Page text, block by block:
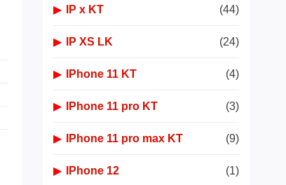
▶ IP x KT (44)
▶ IP XS LK (24)
▶ IPhone 11 KT (4)
▶ IPhone 11 pro KT (3)
▶ IPhone 11 pro max KT (9)
▶ IPhone 12 (1)